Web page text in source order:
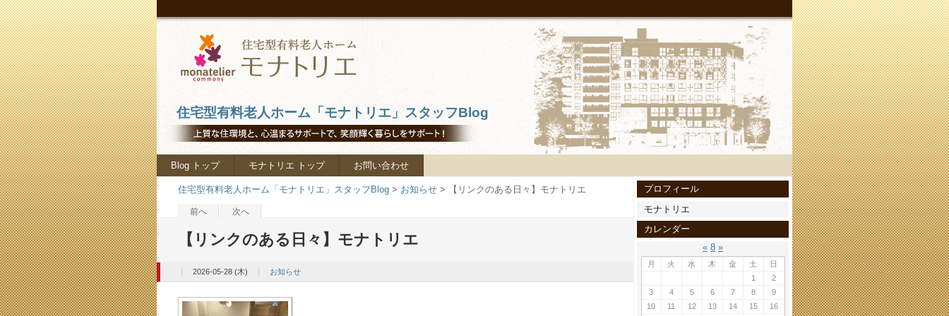
住宅型有料老人ホーム「モナトリエ」スタッフBlog
Blog トップ モナトリエ トップ お問い合わせ
住宅型有料老人ホーム「モナトリエ」スタッフBlog > お知らせ > 【リンクのある日々】モナトリエ
前へ 次へ
【リンクのある日々】モナトリエ
2026-05-28 (木) お知らせ
プロフィール
モナトリエ
カレンダー
« 8 »
月 火 水 木 金 土
日
1
2
3
4 5 6 7 8
9
10
11 12 13 14 15 16